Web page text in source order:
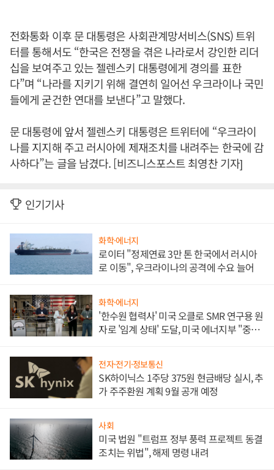
전화통화 이후 문 대통령은 사회관계망서비스(SNS) 트위
터를 통해서도 “한국은 전쟁을 겪은 나라로서 강인한 리더
십을 보여주고 있는 젤렌스키 대통령에게 경의를 표한
다”며 “나라를 지키기 위해 결연히 일어선 우크라이나 국민
들에게 굳건한 연대를 보낸다”고 말했다.
문 대통령에 앞서 젤렌스키 대통령은 트위터에 “우크라이
나를 지지해 주고 러시아에 제재조치를 내려주는 한국에 감
사하다”는 글을 남겼다. [비즈니스포스트 최영찬 기자]
인기기사
화학·에너지
로이터 "정제연료 3만 톤 한국에서 러시아
로 이동", 우크라이나의 공격에 수요 늘어
화학·에너지
'한수원 협력사' 미국 오클로 SMR 연구용 원
자로 '임계 상태' 도달, 미국 에너지부 "중요
전자·전기·정보통신
SK하이닉스 1주당 375원 현금배당 실시, 추
가 주주환원 계획 9월 공개 예정
사회
미국 법원 "트럼프 정부 풍력 프로젝트 동결
조치는 위법", 해제 명령 내려